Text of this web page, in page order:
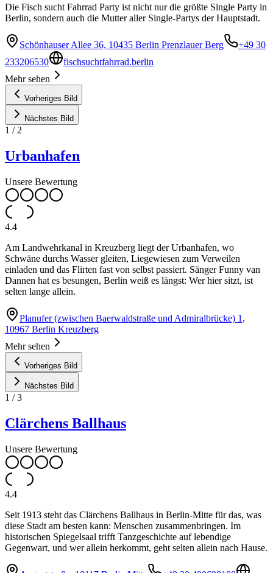
Die Fisch sucht Fahrrad Party ist nicht nur die größte Single Party in
Berlin, sondern auch die Mutter aller Single-Partys der Hauptstadt.
Schönhauser Allee 36, 10435 Berlin Prenzlauer Berg
+49 30
233206530
fischsuchtfahrrad.berlin
Mehr sehen
Vorheriges Bild
Nächstes Bild
1 / 2
Urbanhafen
Unsere Bewertung
4.4
Am Landwehrkanal in Kreuzberg liegt der Urbanhafen, wo
Schwäne durchs Wasser gleiten, Liegewiesen zum Verweilen
einladen und das Flirten fast von selbst passiert. Sänger Funny van
Dannen hat es besungen, Berlin weiß es längst: Wer hier sitzt, ist
selten lange allein.
Planufer (zwischen Baerwaldstraße und Admiralbrücke) 1,
10967 Berlin Kreuzberg
Mehr sehen
Vorheriges Bild
Nächstes Bild
1 /3
Clärchens Ballhaus
Unsere Bewertung
4.4
Seit 1913 steht das Clärchens Ballhaus in Berlin-Mitte für das, was
diese Stadt am besten kann: Menschen zusammenbringen. Im
historischen Spiegelsaal trifft Tanzgeschichte auf lebendige
Gegenwart, und wer allein herkommt, geht selten allein nach Hause.